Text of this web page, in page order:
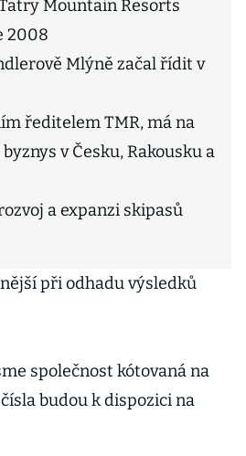
Mountain Resorts
2008
Mlýně začal řídit v
ředitelem TMR, má na
v Česku, Rakousku a
a expanzi skipasů
při odhadu výsledků
společnost kótovaná na
budou k dispozici na